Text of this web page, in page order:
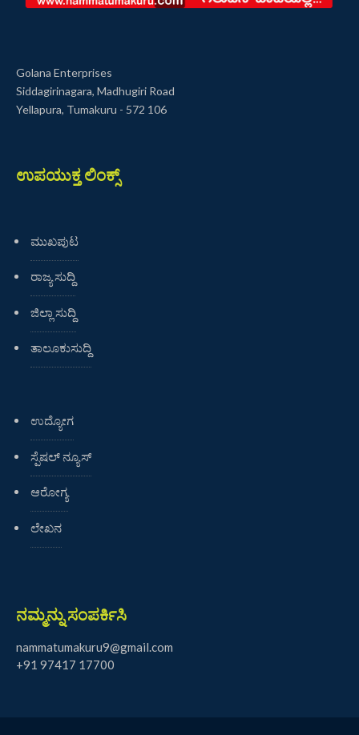
Golana Enterprises
Siddagirinagara, Madhugiri Road
Yellapura, Tumakuru - 572 106
ಉಪಯುಕ್ತ ಲಿಂಕ್ಸ್
ಮುಖಪುಟ
ರಾಜ್ಯ ಸುದ್ದಿ
ಜಿಲ್ಲಾ ಸುದ್ದಿ
ತಾಲೂಕುಸುದ್ದಿ
ಉದ್ಯೋಗ
ಸ್ಪೆಷಲ್ ನ್ಯೂಸ್
ಆರೋಗ್ಯ
ಲೇಖನ
ನಮ್ಮನ್ನು ಸಂಪರ್ಕಿಸಿ
nammatumakuru9@gmail.com
+91 97417 17700